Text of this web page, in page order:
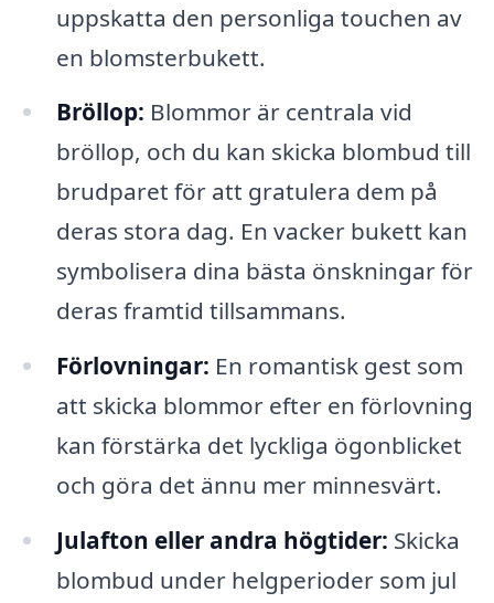
uppskatta den personliga touchen av
en blomsterbukett.
Bröllop: Blommor är centrala vid
bröllop, och du kan skicka blombud till
brudparet för att gratulera dem på
deras stora dag. En vacker bukett kan
symbolisera dina bästa önskningar för
deras framtid tillsammans.
Förlovningar: En romantisk gest som
att skicka blommor efter en förlovning
kan förstärka det lyckliga ögonblicket
och göra det ännu mer minnesvärt.
Julafton eller andra högtider: Skicka
blombud under helgperioder som jul